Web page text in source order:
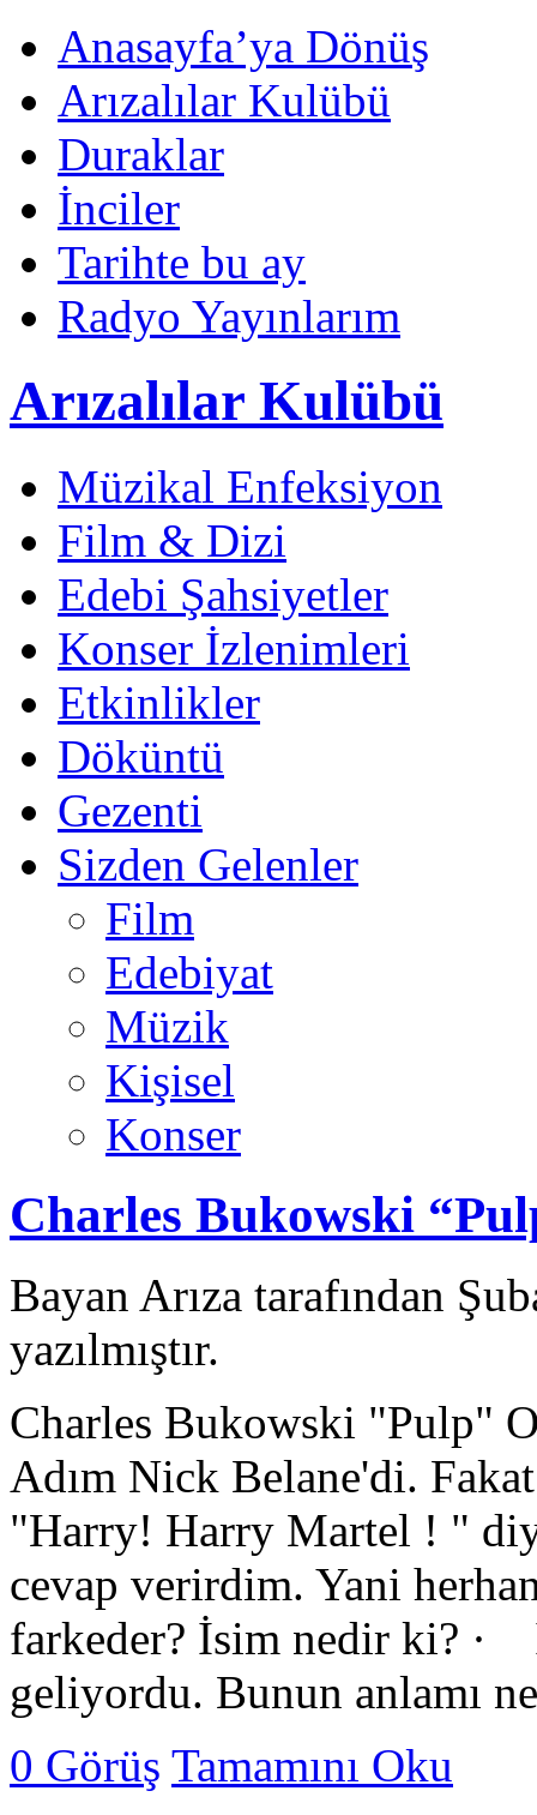
Anasayfa’ya Dönüş
Arızalılar Kulübü
Duraklar
İnciler
Tarihte bu ay
Radyo Yayınlarım
Arızalılar Kulübü
Müzikal Enfeksiyon
Film & Dizi
Edebi Şahsiyetler
Konser İzlenimleri
Etkinlikler
Döküntü
Gezenti
Sizden Gelenler
Film
Edebiyat
Müzik
Kişisel
Konser
Charles Bukowski
Bayan Arıza tarafından
yazılmıştır.
Charles Bukowski "Pulp"
Adım Nick Belane'di.
"Harry! Harry Martel ! "
cevap verirdim. Yani
farkeder? İsim nedir ki? ·
geliyordu. Bunun anlamı
0 Görüş Tamamını Oku